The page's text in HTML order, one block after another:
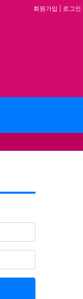
회원가입 로그인